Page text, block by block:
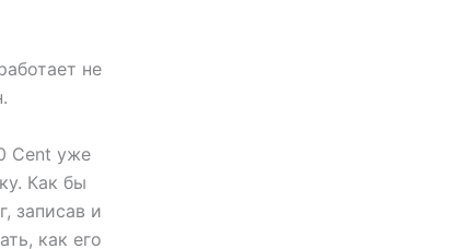
не
Cent уже
Как бы
записав и
как его